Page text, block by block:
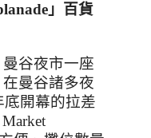
」百貨
谷夜市一座
曼谷諸多夜
底開幕的拉差